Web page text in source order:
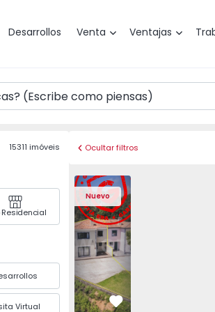
Desarrollos Venta Ventajas
15311 imóveis
Residencial
Virtual
Ocultar filtros
Nuevo
Vivienda Pareada T3 Angra do
Vivienda Pareada T3
Vivienda
Favorito